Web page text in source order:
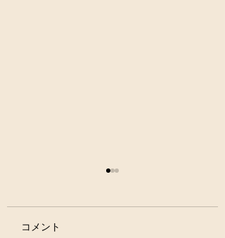
コメント